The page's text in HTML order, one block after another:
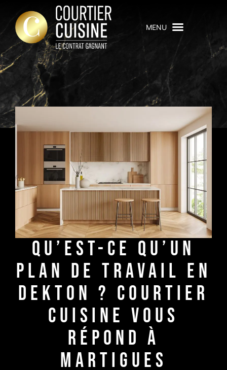
QU’EST-CE QU’UN
PLAN DE TRAVAIL EN
DEKTON ? COURTIER
CUISINE VOUS
RÉPOND À
MARTIGUES